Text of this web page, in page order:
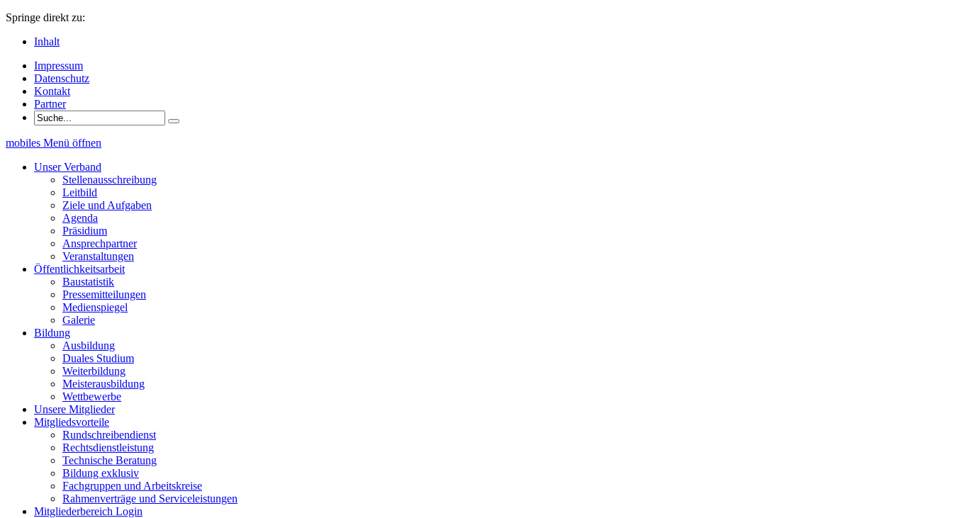
Springe direkt zu:
Inhalt
Impressum
Datenschutz
Kontakt
Partner
mobiles Menü öffnen
Unser Verband
Stellenausschreibung
Leitbild
Ziele und Aufgaben
Agenda
Präsidium
Ansprechpartner
Veranstaltungen
Öffentlichkeitsarbeit
Baustatistik
Pressemitteilungen
Medienspiegel
Galerie
Bildung
Ausbildung
Duales Studium
Weiterbildung
Meisterausbildung
Wettbewerbe
Unsere Mitglieder
Mitgliedsvorteile
Rundschreibendienst
Rechtsdienstleistung
Technische Beratung
Bildung exklusiv
Fachgruppen und Arbeitskreise
Rahmenverträge und Serviceleistungen
Mitgliederbereich Login